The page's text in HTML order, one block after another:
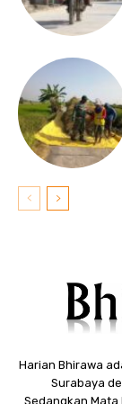
Harian Bhirawa
Surabaya
Sedangkan